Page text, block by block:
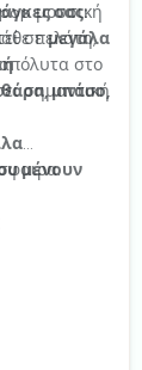
μουσική
σεμεγάλα
σημαντική
σας:
πελάτη,
στο
μπάσο,
μένουν